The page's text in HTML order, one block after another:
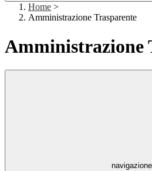
Home >
Amministrazione Trasparente
Amministrazione
navigazione